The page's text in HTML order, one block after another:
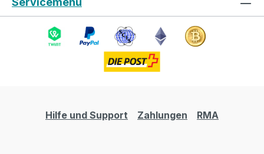
Hilfe und Support Zahlungen RMA